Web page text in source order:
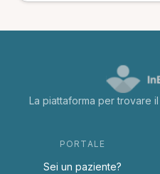
La piattaforma per trovare
PORTALE
Sei un paziente?